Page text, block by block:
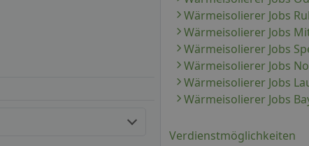
Wärmeisolierer Jobs
Wärmeisolierer Jobs
Wärmeisolierer Jobs
Wärmeisolierer Jobs
Wärmeisolierer Jobs
Wärmeisolierer Jobs
Verdienstmöglichkeiten